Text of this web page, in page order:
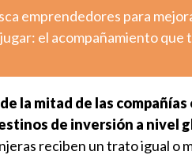
emprendedores para
el acompañamiento
la mitad de las
de inversión a nivel
reciben un trato igual o